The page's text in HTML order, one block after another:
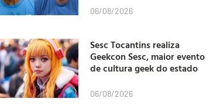
06/08/2026
Sesc Tocantins realiza
Geekcon Sesc, maior evento
de cultura geek do estado
06/08/2026